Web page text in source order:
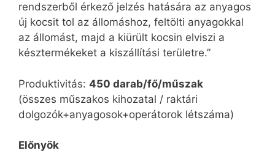
rendszerből érkező jelzés hatására az anyagos
új kocsit tol az állomáshoz, feltölti anyagokkal
az állomást, majd a kiürült kocsin elviszi a
késztermékeket a kiszállítási területre.”
Produktivitás: 450 darab/fő/műszak
(összes műszakos kihozatal / raktári
dolgozók+anyagosok+operátorok létszáma)
Előnyök